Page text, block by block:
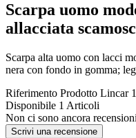
Scarpa uomo
allacciata
Scarpa alta uomo con lacci
nera con fondo in gomma;
Riferimento Prodotto Lincar
Disponibile 1 Articoli
Non ci sono ancora recensioni
Scrivi una recensione